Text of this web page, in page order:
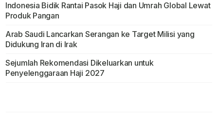
Indonesia Bidik Rantai Pasok Haji dan Umrah Global Lewat
Produk Pangan
Arab Saudi Lancarkan Serangan ke Target Milisi yang
Didukung Iran di Irak
Sejumlah Rekomendasi Dikeluarkan untuk
Penyelenggaraan Haji 2027